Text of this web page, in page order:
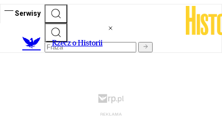
Serwisy
Rzecz o Historii